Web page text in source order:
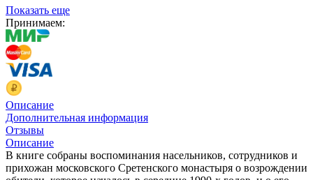
Показать еще
Принимаем:
Описание
Дополнительная информация
Отзывы
Описание
В книге собраны воспоминания насельников, сотрудников и
прихожан московского Сретенского монастыря о возрождении